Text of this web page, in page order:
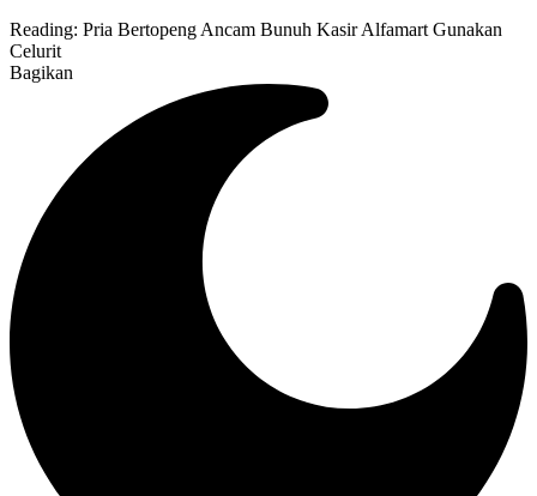
Reading: Pria Bertopeng Ancam Bunuh Kasir Alfamart Gunakan
Celurit
Bagikan